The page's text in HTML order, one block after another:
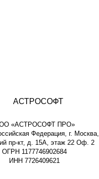
«АСТРОСОФТ ПРО»
Федерация, г. Москва,
пр-кт, д. 15А, этаж 22 Оф. 2
ОГРН 1177746902684
ИНН 7726409621